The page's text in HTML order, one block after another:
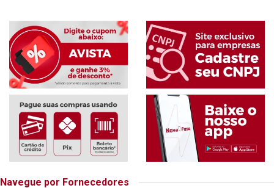
Navegue por Fornecedores